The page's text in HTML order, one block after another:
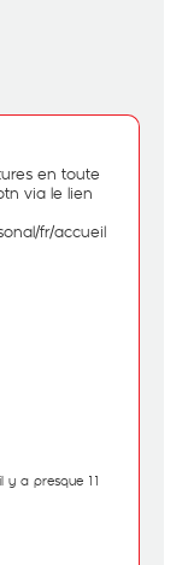
en toute
via le lien
fr/accueil
il y a presque 11